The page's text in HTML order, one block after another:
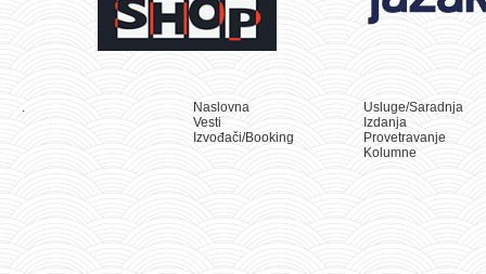
.
Naslovna
Vesti
Izvođači/Booking
Usluge/Saradnja
Izdanja
Provetravanje
Kolumne